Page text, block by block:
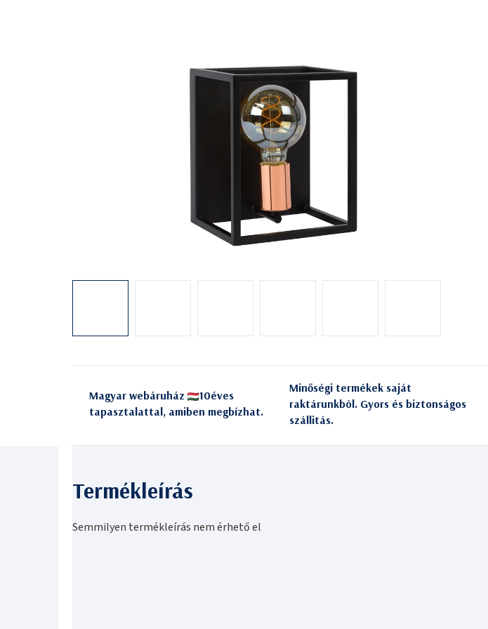
Magyar webáruház
10éves
tapasztalattal, amiben megbízhat.
Minőségi termékek saját
raktárunkból. Gyors és biztonságos
szállitás.
Semmilyen termékleírás nem érhető el